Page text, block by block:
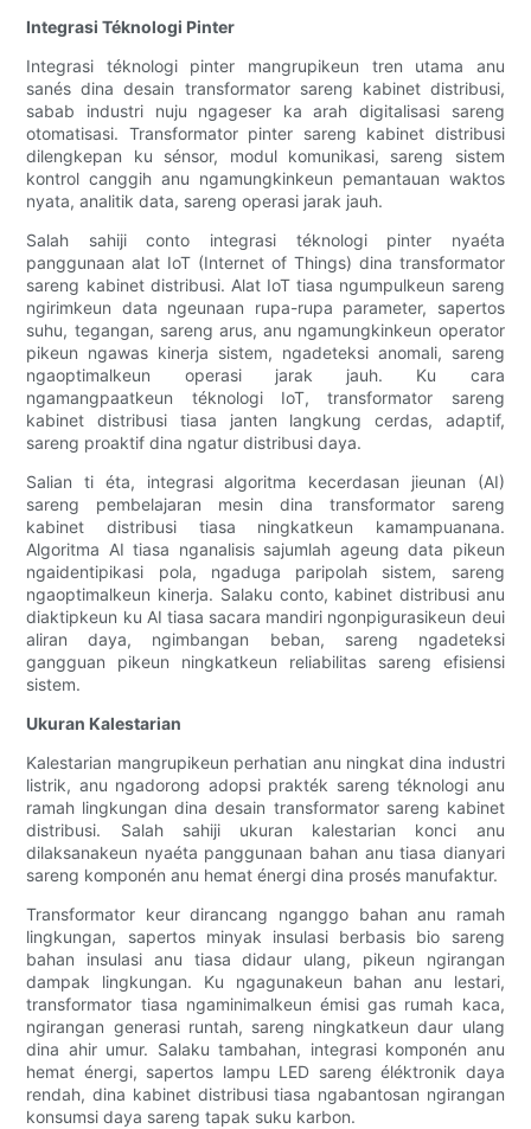
Integrasi Téknologi Pinter
Integrasi téknologi pinter mangrupikeun tren utama anu
sanés dina desain transformator sareng kabinet distribusi,
sabab industri nuju ngageser ka arah digitalisasi sareng
otomatisasi. Transformator pinter sareng kabinet distribusi
dilengkepan ku sénsor, modul komunikasi, sareng sistem
kontrol canggih anu ngamungkinkeun pemantauan waktos
nyata, analitik data, sareng operasi jarak jauh.
Salah sahiji conto integrasi téknologi pinter nyaéta
panggunaan alat IoT (Internet of Things) dina transformator
sareng kabinet distribusi. Alat IoT tiasa ngumpulkeun sareng
ngirimkeun data ngeunaan rupa-rupa parameter, sapertos
suhu, tegangan, sareng arus, anu ngamungkinkeun operator
pikeun ngawas kinerja sistem, ngadeteksi anomali, sareng
ngaoptimalkeun operasi jarak jauh. Ku cara
ngamangpaatkeun téknologi IoT, transformator sareng
kabinet distribusi tiasa janten langkung cerdas, adaptif,
sareng proaktif dina ngatur distribusi daya.
Salian ti éta, integrasi algoritma kecerdasan jieunan (AI)
sareng pembelajaran mesin dina transformator sareng
kabinet distribusi tiasa ningkatkeun kamampuanana.
Algoritma AI tiasa nganalisis sajumlah ageung data pikeun
ngaidentipikasi pola, ngaduga paripolah sistem, sareng
ngaoptimalkeun kinerja. Salaku conto, kabinet distribusi anu
diaktipkeun ku AI tiasa sacara mandiri ngonpigurasikeun deui
aliran daya, ngimbangan beban, sareng ngadeteksi
gangguan pikeun ningkatkeun reliabilitas sareng efisiensi
sistem.
Ukuran Kalestarian
Kalestarian mangrupikeun perhatian anu ningkat dina industri
listrik, anu ngadorong adopsi prakték sareng téknologi anu
ramah lingkungan dina desain transformator sareng kabinet
distribusi. Salah sahiji ukuran kalestarian konci anu
dilaksanakeun nyaéta panggunaan bahan anu tiasa dianyari
sareng komponén anu hemat énergi dina prosés manufaktur.
Transformator keur dirancang nganggo bahan anu ramah
lingkungan, sapertos minyak insulasi berbasis bio sareng
bahan insulasi anu tiasa didaur ulang, pikeun ngirangan
dampak lingkungan. Ku ngagunakeun bahan anu lestari,
transformator tiasa ngaminimalkeun émisi gas rumah kaca,
ngirangan generasi runtah, sareng ningkatkeun daur ulang
dina ahir umur. Salaku tambahan, integrasi komponén anu
hemat énergi, sapertos lampu LED sareng éléktronik daya
rendah, dina kabinet distribusi tiasa ngabantosan ngirangan
konsumsi daya sareng tapak suku karbon.